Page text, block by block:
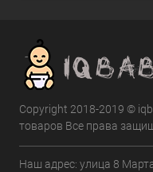
Copyright 2018-2019 ©
товаров Все права
Наш адрес: улица 8